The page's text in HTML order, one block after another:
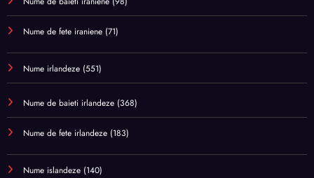
Nume de fete iraniene (71)
Nume irlandeze (551)
Nume de baieti irlandeze (368)
Nume de fete irlandeze (183)
Nume islandeze (140)